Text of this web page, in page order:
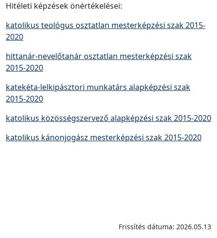
Hitéleti képzések önértékelései:
katolikus teológus osztatlan mesterképzési szak 2015-
2020
hittanár-nevelőtanár osztatlan mesterképzési szak
2015-2020
katekéta-lelkipásztori munkatárs alapképzési szak
2015-2020
katolikus közösségszervező alapképzési szak 2015-2020
katolikus kánonjogász mesterképzési szak 2015-2020
Frissítés dátuma: 2026.05.13